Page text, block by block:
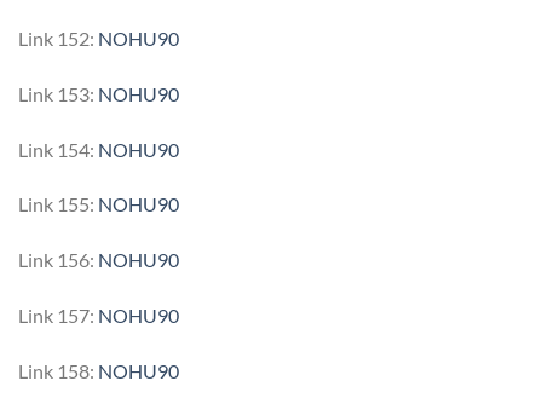
Link 152: NOHU90
Link 153: NOHU90
Link 154: NOHU90
Link 155: NOHU90
Link 156: NOHU90
Link 157: NOHU90
Link 158: NOHU90